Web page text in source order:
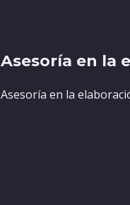
Asesoría en la
Asesoría en la